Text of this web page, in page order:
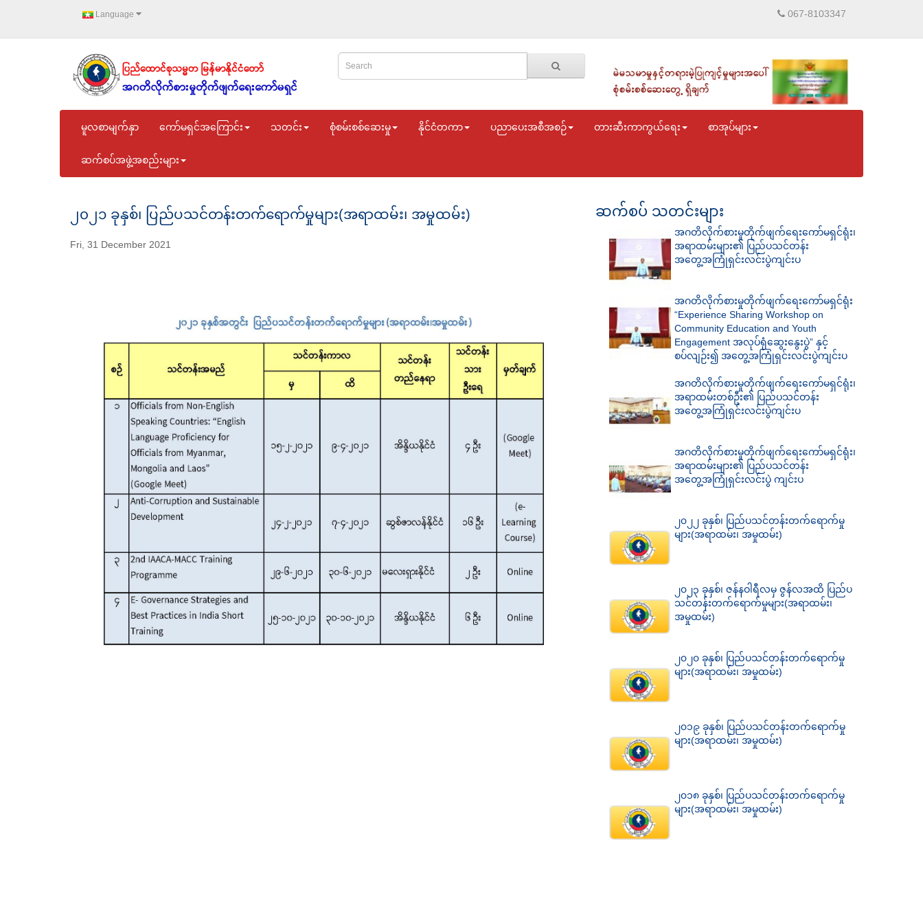
Language 067-8103347
မူလစာမျက်နှာ ကော်မရှင်အကြောင်း သတင်း စုံစမ်းစစ်ဆေးမှု နိုင်ငံတကာ ပညာပေးအစီအစဉ် တားဆီးကာကွယ်ရေး စာအုပ်များ
ဆက်စပ်အဖွဲ့အစည်းများ
၂၀၂၁ ခုနှစ်၊ ပြည်ပသင်တန်းတက်ရောက်မှုများ(အရာထမ်း၊ အမှုထမ်း)
Fri, 31 December 2021
ဆက်စပ် သတင်းများ
အဂတိလိုက်စားမှုတိုက်ဖျက်ရေးကော်မရှင်ရုံး၊
အရာထမ်းများ၏ ပြည်ပသင်တန်း
အတွေ့အကြုံရှင်းလင်းပွဲကျင်းပ
အဂတိလိုက်စားမှုတိုက်ဖျက်ရေးကော်မရှင်ရုံး
“Experience Sharing Workshop on
Community Education and Youth
Engagement အလုပ်ရုံဆွေးနွေးပွဲ” နှင့်
စပ်လျဉ်း၍ အတွေ့အကြုံရှင်းလင်းပွဲကျင်းပ
အဂတိလိုက်စားမှုတိုက်ဖျက်ရေးကော်မရှင်ရုံး၊
အရာထမ်းတစ်ဦး၏ ပြည်ပသင်တန်း
အတွေ့အကြုံရှင်းလင်းပွဲကျင်းပ
အဂတိလိုက်စားမှုတိုက်ဖျက်ရေးကော်မရှင်ရုံး၊
အရာထမ်းများ၏ ပြည်ပသင်တန်း
အတွေ့အကြုံရှင်းလင်းပွဲ ကျင်းပ
၂၀၂၂ ခုနှစ်၊ ပြည်ပသင်တန်းတက်ရောက်မှု
များ(အရာထမ်း၊ အမှုထမ်း)
၂၀၂၃ ခုနှစ်၊ ဇန်နဝါရီလမှ ဇွန်လအထိ ပြည်ပ
သင်တန်းတက်ရောက်မှုများ(အရာထမ်း၊
အမှုထမ်း)
၂၀၂၀ ခုနှစ်၊ ပြည်ပသင်တန်းတက်ရောက်မှု
များ(အရာထမ်း၊ အမှုထမ်း)
၂၀၁၉ ခုနှစ်၊ ပြည်ပသင်တန်းတက်ရောက်မှု
များ(အရာထမ်း၊ အမှုထမ်း)
၂၀၁၈ ခုနှစ်၊ ပြည်ပသင်တန်းတက်ရောက်မှု
များ(အရာထမ်း၊ အမှုထမ်း)